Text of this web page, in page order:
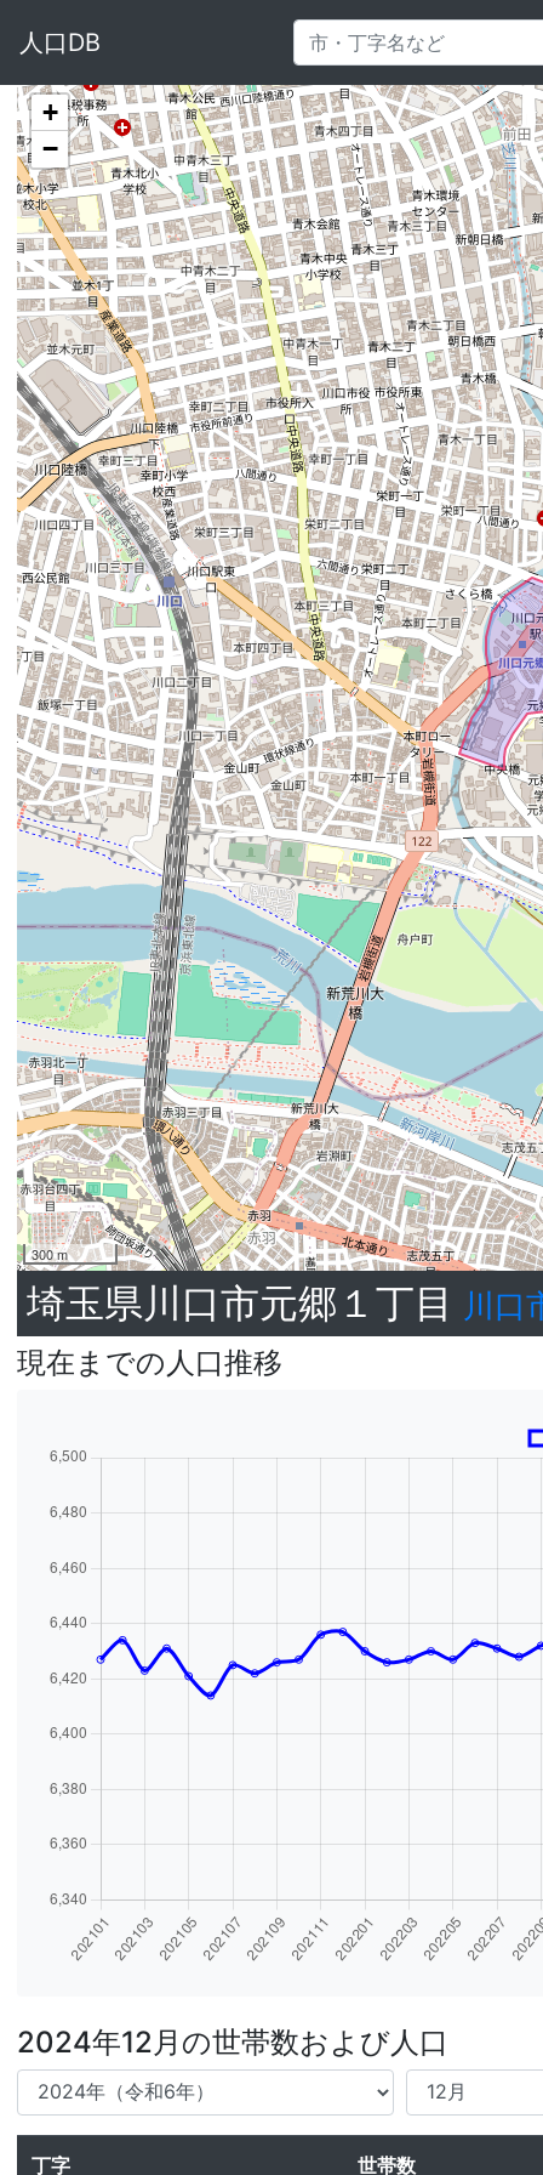
人口DB
+
−
300 m
埼玉県川口市元郷１丁目 川口
現在までの人口推移
2024年12月の世帯数および人口
丁字 世帯数